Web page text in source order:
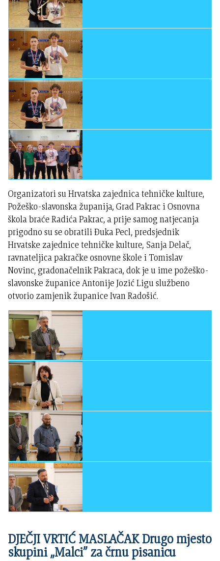
Organizatori su Hrvatska zajednica tehničke kulture,
Požeško-slavonska županija, Grad Pakrac i Osnovna
škola braće Radića Pakrac, a prije samog natjecanja
prigodno su se obratili Đuka Pecl, predsjednik
Hrvatske zajednice tehničke kulture, Sanja Delač,
ravnateljica pakračke osnovne škole i Tomislav
Novinc, gradonačelnik Pakraca, dok je u ime požeško-
slavonske županice Antonije Jozić Ligu službeno
otvorio zamjenik županice Ivan Radošić.
DJEČJI VRTIĆ MASLAČAK Drugo mjesto
skupini „Malci” za črnu pisanicu